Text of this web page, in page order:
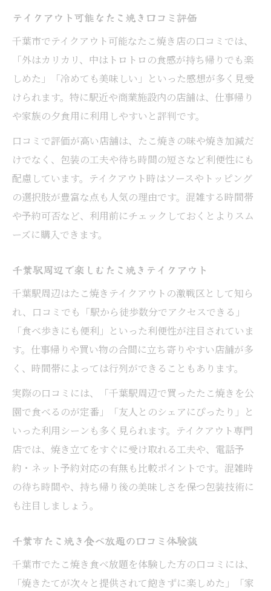
テイクアウト可能なたこ焼き口コミ評価
千葉市でテイクアウト可能なたこ焼き店の口コミでは、
「外はカリカリ、中はトロトロの食感が持ち帰りでも楽
しめた」「冷めても美味しい」といった感想が多く見受
けられます。特に駅近や商業施設内の店舗は、仕事帰り
や家族の夕食用に利用しやすいと評判です。
口コミで評価が高い店舗は、たこ焼きの味や焼き加減だ
けでなく、包装の工夫や待ち時間の短さなど利便性にも
配慮しています。テイクアウト時はソースやトッピング
の選択肢が豊富な点も人気の理由です。混雑する時間帯
や予約可否など、利用前にチェックしておくとよりスム
ーズに購入できます。
千葉駅周辺で楽しむたこ焼きテイクアウト
千葉駅周辺はたこ焼きテイクアウトの激戦区として知ら
れ、口コミでも「駅から徒歩数分でアクセスできる」
「食べ歩きにも便利」といった利便性が注目されていま
す。仕事帰りや買い物の合間に立ち寄りやすい店舗が多
く、時間帯によっては行列ができることもあります。
実際の口コミには、「千葉駅周辺で買ったたこ焼きを公
園で食べるのが定番」「友人とのシェアにぴったり」と
いった利用シーンも多く見られます。テイクアウト専門
店では、焼き立てをすぐに受け取れる工夫や、電話予
約・ネット予約対応の有無も比較ポイントです。混雑時
の待ち時間や、持ち帰り後の美味しさを保つ包装技術に
も注目しましょう。
千葉市たこ焼き食べ放題の口コミ体験談
千葉市でたこ焼き食べ放題を体験した方の口コミには、
「焼きたてが次々と提供されて飽きずに楽しめた」「家